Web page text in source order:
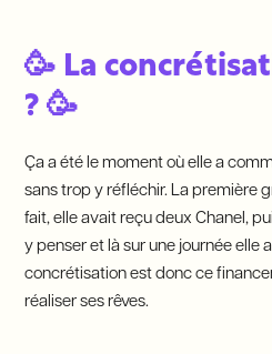
🥳 La
? 🥳
Ça a été le moment où elle a
sans trop y réfléchir. La première
fait, elle avait reçu deux Chanel,
y penser et là sur une journée elle
concrétisation est donc ce
réaliser ses rêves.